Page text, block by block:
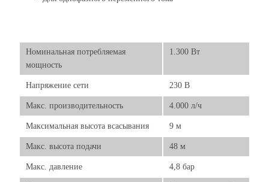
Номинальная потребляемая
мощность
1.300 Вт
Напряжение сети 230 В
Макс. производительность 4.000 л/ч
Максимальная высота всасывания 9 м
Макс. высота подачи 48 м
Макс. давление 4,8 бар